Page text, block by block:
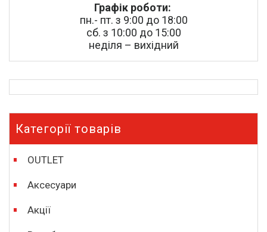
Графік роботи:
пн.- пт. з 9:00 до 18:00
сб. з 10:00 до 15:00
неділя – вихідний
Категорії товарів
OUTLET
Аксесуари
Акції